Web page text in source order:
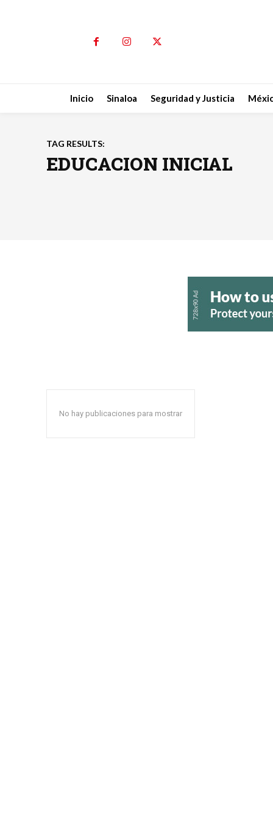
Inicio Sinaloa Seguridad y Justicia
TAG RESULTS:
EDUCACION INICIAL
No hay publicaciones para mostrar